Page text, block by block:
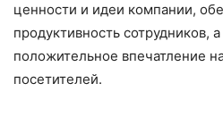
ценности и идеи компании,
продуктивность сотрудников,
положительное впечатление
посетителей.